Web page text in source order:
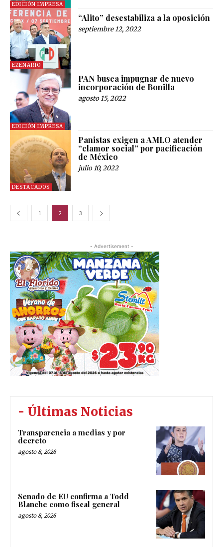
EDICIÓN IMPRESA
EZENARIO
“Alito” desestabiliza a la oposición
septiembre 12, 2022
EDICIÓN IMPRESA
PAN busca impugnar de nuevo
incorporación de Bonilla
agosto 15, 2022
DESTACADOS
Panistas exigen a AMLO atender
“clamor social” por pacificación
de México
julio 10, 2022
1 2 3
- Advertisement -
- Últimas Noticias
Transparencia a medias y por
decreto
agosto 8, 2026
Senado de EU confirma a Todd
Blanche como fiscal general
agosto 8, 2026